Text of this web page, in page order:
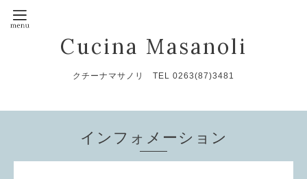
Cucina Masanoli
クチーナマサノリ TEL 0263(87)3481
インフォメーション